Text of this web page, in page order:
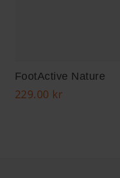
FootActive Nature
229.00 kr